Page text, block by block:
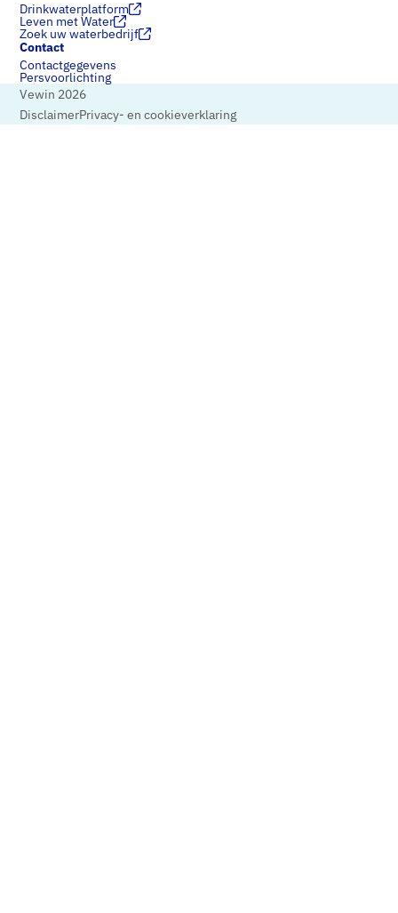
Drinkwaterplatform
Leven met Water
Zoek uw waterbedrijf
Contact
Contactgegevens
Persvoorlichting
Vewin 2026
DisclaimerPrivacy- en cookieverklaring